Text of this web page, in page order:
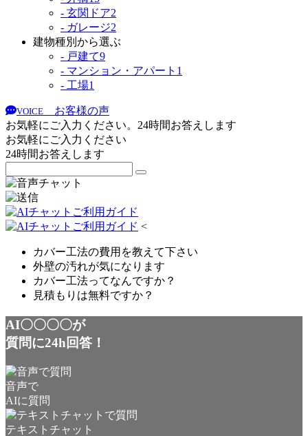
- 玄関ドア2
- ガレージ2
建物種別から選ぶ
- 戸建て9
- マンション・アパート 1
- 工場1
VOICE
お客様の声
お気軽にご入力ください。24時間お答えします
お気軽にご入力ください
24時間お答えします
<
カバー工法の費用を教えて下さい
外壁の汚れが気になります
カバー工法ってなんですか？
見積もりは無料ですか？
AI〇〇〇〇が
質問に24h回答！
音声で
AIに質問
テキストチャット